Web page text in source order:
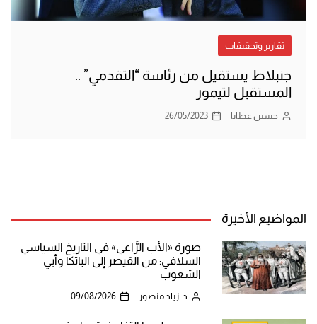
تقارير وتحقيقات
جنبلاط يستقيل من رئاسة “التقدمي” ..
المستقبل لتيمور
حسين عطايا 26/05/2023
المواضيع الأخيرة
صورة «الأب الرَّاعي» في التاريخ السياسي
السلافي: من القيصر إلى الباتكا وأبي
الشعوب
د. زياد منصور 09/08/2026